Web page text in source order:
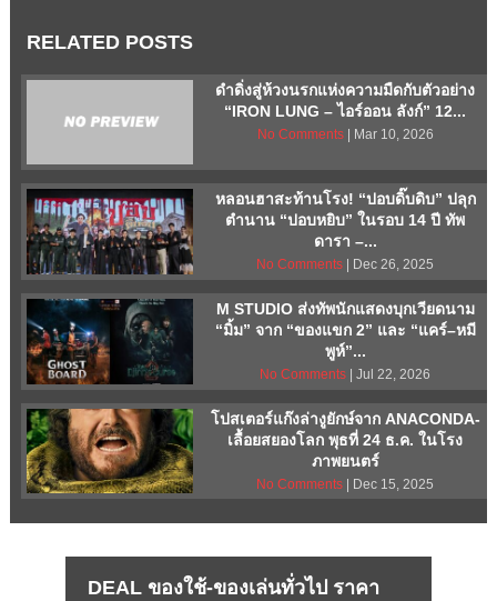
RELATED POSTS
ดำดิ่งสู่ห้วงนรกแห่งความมืดกับตัวอย่าง
“IRON LUNG – ไอร์ออน ลังก์” 12...
No Comments| Mar 10, 2026
หลอนฮาสะท้านโรง! “ปอบดิ๊บดิบ” ปลุก
ตำนาน “ปอบหยิบ” ในรอบ 14 ปี ทัพ
ดารา –...
No Comments | Dec 26, 2025
M STUDIO ส่งทัพนักแสดงบุกเวียดนาม
“มิ้ม” จาก “ของแขก 2” และ “แคร์–หมี
พูห์”...
No Comments | Jul 22, 2026
โปสเตอร์แก๊งล่างูยักษ์จาก ANACONDA-
เลื้อยสยองโลก พุธที่ 24 ธ.ค. ในโรง
ภาพยนตร์
No Comments | Dec 15, 2025
DEAL ของใช้-ของเล่นทั่วไป ราคา